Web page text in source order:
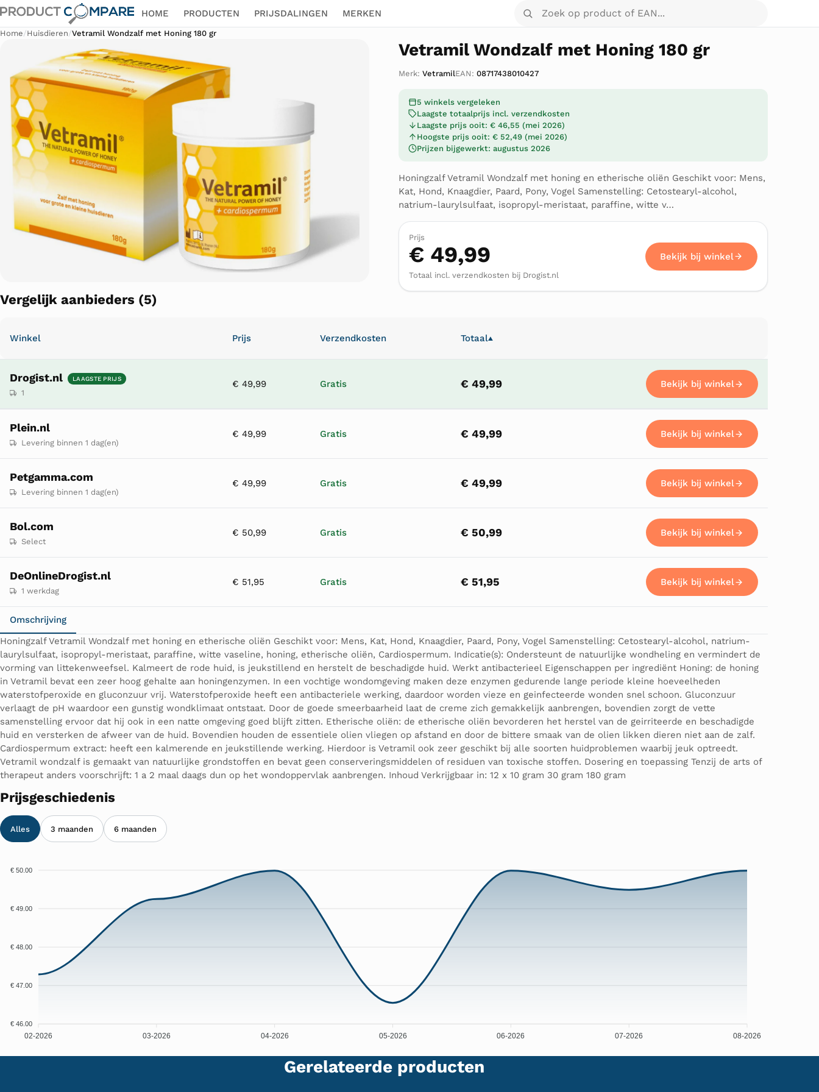
HOME PRODUCTEN PRIJSDALINGEN MERKEN
Zoek op product of EAN...
Home/Huisdieren/Vetramil Wondzalf met Honing 180 gr
Vetramil Wondzalf met Honing 180 gr
Merk: VetramilEAN: 08717438010427
5 winkels vergeleken
Laagste totaalprijs incl. verzendkosten
Laagste prijs ooit: € 46,55 (mei 2026)
Hoogste prijs ooit: € 52,49 (mei 2026)
Prijzen bijgewerkt: augustus 2026
Honingzalf Vetramil Wondzalf met honing en etherische oliën Geschikt voor: Mens,
Kat, Hond, Knaagdier, Paard, Pony, Vogel Samenstelling: Cetostearyl-alcohol,
natrium-laurylsulfaat, isopropyl-meristaat, paraffine, witte v…
Prijs
€ 49,99
Totaal incl. verzendkosten bij Drogist.nl
Bekijk bij winkel
Vergelijk aanbieders (5)
Winkel Prijs Verzendkosten Totaal▲
Drogist.nl LAAGSTE PRIJS
1
€ 49,99 Gratis € 49,99 Bekijk bij winkel
Plein.nl
Levering binnen 1 dag(en)
€ 49,99 Gratis € 49,99 Bekijk bij winkel
Petgamma.com
Levering binnen 1 dag(en)
€ 49,99 Gratis € 49,99 Bekijk bij winkel
Bol.com
Select
€ 50,99 Gratis € 50,99 Bekijk bij winkel
DeOnlineDrogist.nl
1 werkdag
€ 51,95 Gratis € 51,95 Bekijk bij winkel
Omschrijving
Honingzalf Vetramil Wondzalf met honing en etherische oliën Geschikt voor: Mens, Kat, Hond, Knaagdier, Paard, Pony, Vogel Samenstelling: Cetostearyl-alcohol, natrium-
laurylsulfaat, isopropyl-meristaat, paraffine, witte vaseline, honing, etherische oliën, Cardiospermum. Indicatie(s): Ondersteunt de natuurlijke wondheling en vermindert de
vorming van littekenweefsel. Kalmeert de rode huid, is jeukstillend en herstelt de beschadigde huid. Werkt antibacterieel Eigenschappen per ingrediënt Honing: de honing
in Vetramil bevat een zeer hoog gehalte aan honingenzymen. In een vochtige wondomgeving maken deze enzymen gedurende lange periode kleine hoeveelheden
waterstofperoxide en gluconzuur vrij. Waterstofperoxide heeft een antibacteriele werking, daardoor worden vieze en geinfecteerde wonden snel schoon. Gluconzuur
verlaagt de pH waardoor een gunstig wondklimaat ontstaat. Door de goede smeerbaarheid laat de creme zich gemakkelijk aanbrengen, bovendien zorgt de vette
samenstelling ervoor dat hij ook in een natte omgeving goed blijft zitten. Etherische oliën: de etherische oliën bevorderen het herstel van de geirriteerde en beschadigde
huid en versterken de afweer van de huid. Bovendien houden de essentiele olien vliegen op afstand en door de bittere smaak van de olien likken dieren niet aan de zalf.
Cardiospermum extract: heeft een kalmerende en jeukstillende werking. Hierdoor is Vetramil ook zeer geschikt bij alle soorten huidproblemen waarbij jeuk optreedt.
Vetramil wondzalf is gemaakt van natuurlijke grondstoffen en bevat geen conserveringsmiddelen of residuen van toxische stoffen. Dosering en toepassing Tenzij de arts of
therapeut anders voorschrijft: 1 a 2 maal daags dun op het wondoppervlak aanbrengen. Inhoud Verkrijgbaar in: 12 x 10 gram 30 gram 180 gram
Prijsgeschiedenis
Alles 3 maanden 6 maanden
€ 50.00
€ 49.00
€ 48.00
€ 47.00
€ 46.00
02-2026 03-2026 04-2026 05-2026 06-2026 07-2026 08-2026
Gerelateerde producten